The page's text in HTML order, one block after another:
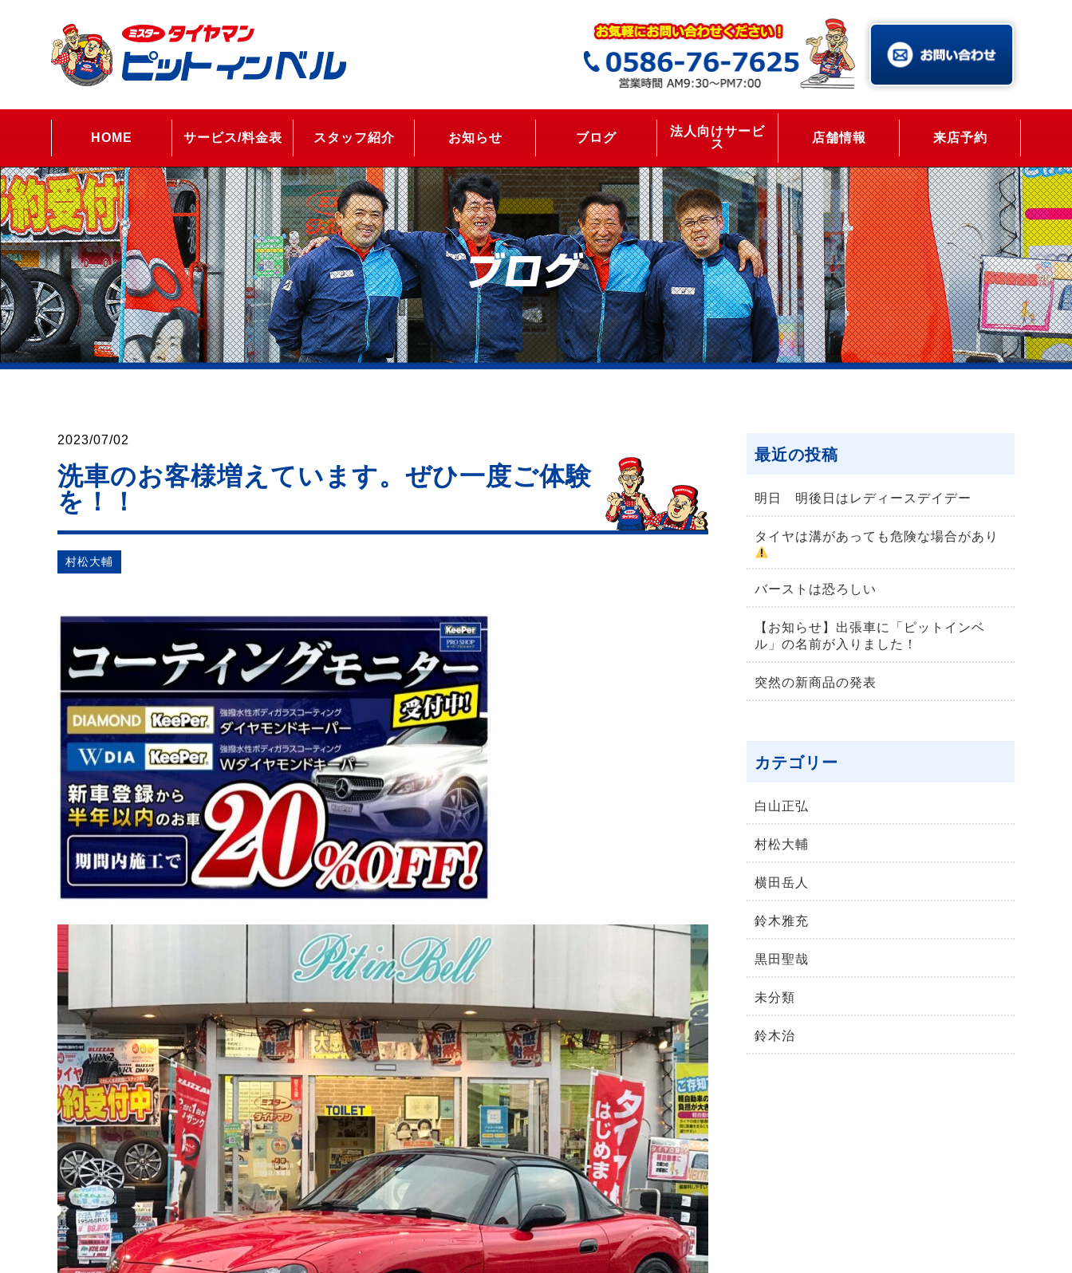
HOME サービス/料金表 スタッフ紹介 お知らせ ブログ
法人向けサービ
ス
店舗情報 来店予約
2023/07/02
洗車のお客様増えています。ぜひ一度ご体験
を！！
村松⼤輔
最近の投稿
明日 明後日はレディースデイデー
タイヤは溝があっても危険な場合があり
バーストは恐ろしい
【お知らせ】出張車に「ピットインベ
ル」の名前が入りました！
突然の新商品の発表
カテゴリー
⽩⼭正弘
村松⼤輔
横⽥岳⼈
鈴木雅充
黒田聖哉
未分類
鈴⽊治